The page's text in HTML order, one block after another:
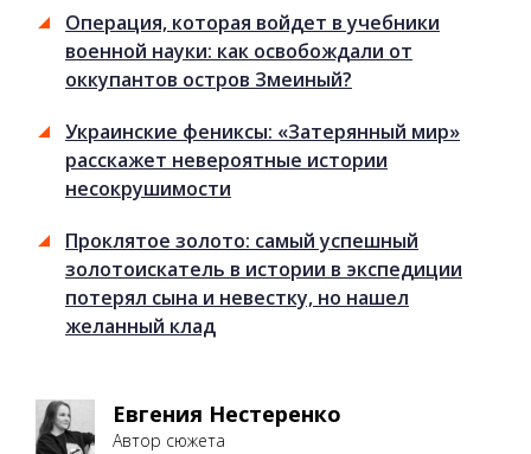
Операция, которая войдет в учебники
военной науки: как освобождали от
оккупантов остров Змеиный?
Украинские фениксы: «Затерянный мир»
расскажет невероятные истории
несокрушимости
Проклятое золото: самый успешный
золотоискатель в истории в экспедиции
потерял сына и невестку, но нашел
желанный клад
Евгения Нестеренко
Автор сюжета